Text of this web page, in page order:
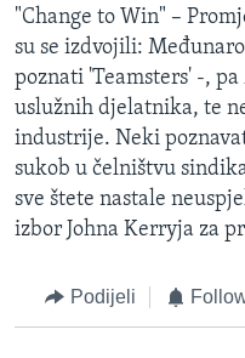
"Change to Win" –
su se izdvojili:
poznati 'Teamsters' -,
uslužnih djelatnika, te
industrije. Neki
sukob u čelništvu
sve štete nastale
izbor Johna Kerryja za
Podijeli